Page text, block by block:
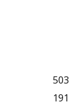
503
191